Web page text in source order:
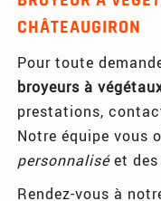
CHÂTEAUGIRON
Pour toute
broyeurs à
prestations,
Notre équipe vous
personnaliséet des
Rendez-vous à